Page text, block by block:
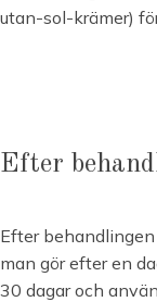
utan-sol-krämer)
Efter
Efter
man gör efter en
30 dagar och